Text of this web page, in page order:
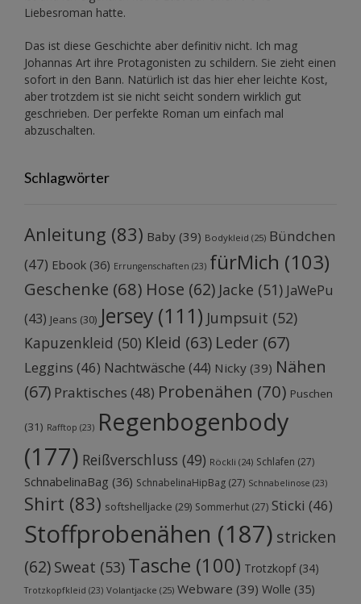
Liebesroman hatte.
Das ist diese Geschichte aber definitiv nicht. Ich mag
Johannas Art ihre Protagonisten zu schildern. Sie zieht einen
sofort in den Bann. Natürlich ist das hier eher leichte Kost,
aber trotzdem ist sie nicht seicht sondern wirklich gut
geschrieben. Der perfekte Roman um einfach mal
abzuschalten.
Schlagwörter
Anleitung (83) Baby (39) Bodykleid (25) Bündchen
(47) Ebook (36) Errungenschaften (23) fürMich (103)
Geschenke (68) Hose (62) Jacke (51) JaWePu
(43) Jeans (30) Jersey (111) Jumpsuit (52)
Kapuzenkleid (50) Kleid (63) Leder (67)
Leggins (46) Nachtwäsche (44) Nicky (39) Nähen
(67) Praktisches (48) Probenähen (70) Puschen
(31) Rafftop (23) Regenbogenbody
(177) Reißverschluss (49) Röckli (24) Schlafen (27)
SchnabelinaBag (36) SchnabelinaHipBag (27) Schnabelinose (23)
Shirt (83) softshelljacke (29) Sommerhut (27) Sticki (46)
Stoffprobenähen (187) stricken
(62) Sweat (53) Tasche (100) Trotzkopf(34)
Trotzkopfkleid (23) Volantjacke (25) Webware (39) Wolle (35)